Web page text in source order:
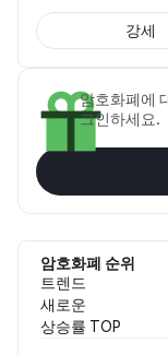
강세
암호화폐에
그인하세요.
암호화폐 순위
트렌드
새로운
상승률 TOP